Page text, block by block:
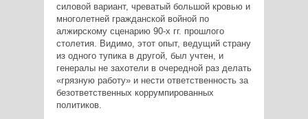
силовой вариант, чреватый большой кровью и
многолетней гражданской войной по
алжирскому сценарию 90-х гг. прошлого
столетия. Видимо, этот опыт, ведущий страну
из одного тупика в другой, был учтен, и
генералы не захотели в очередной раз делать
«грязную работу» и нести ответственность за
безответственных коррумпированных
политиков.